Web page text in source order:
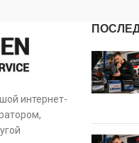
интернет-